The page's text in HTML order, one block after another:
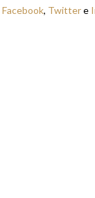
Facebook, Twittere